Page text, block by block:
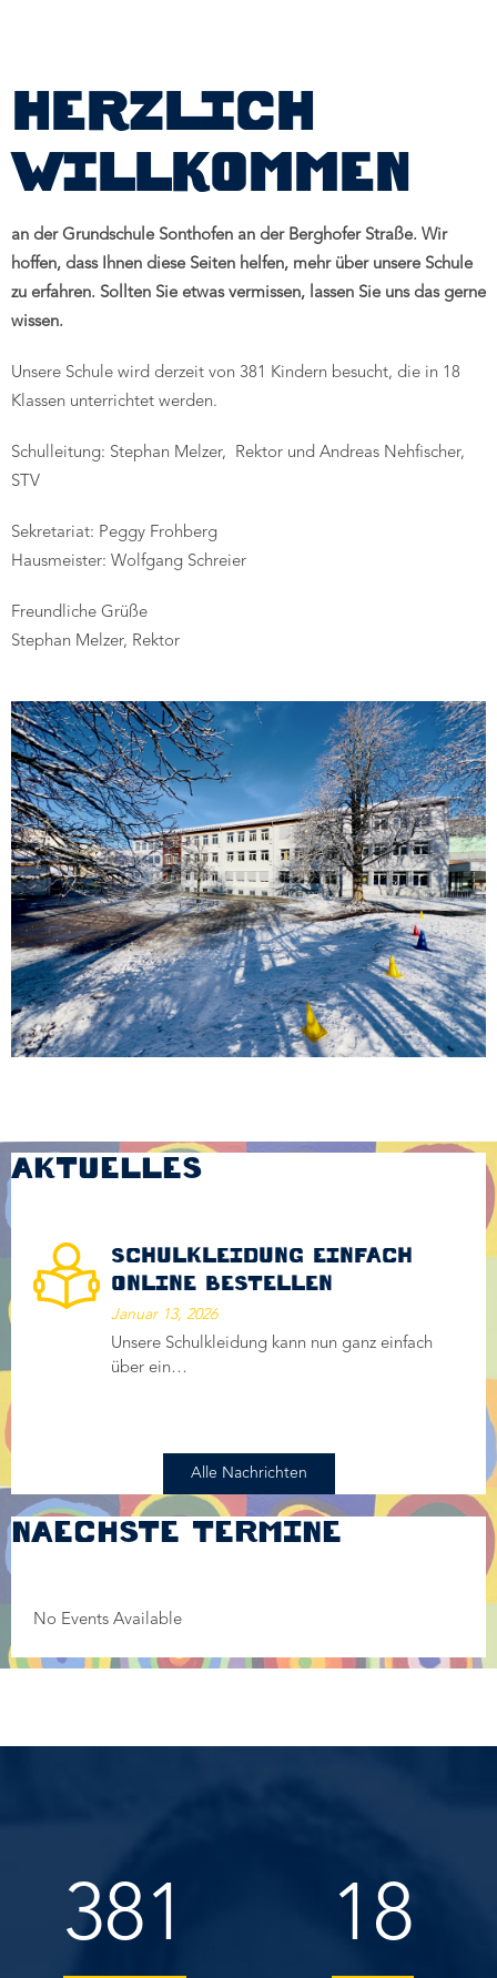
HERZLICH
WILLKOMMEN
an der Grundschule Sonthofen an der Berghofer Straße. Wir
hoffen, dass Ihnen diese Seiten helfen, mehr über unsere Schule
zu erfahren. Sollten Sie etwas vermissen, lassen Sie uns das gerne
wissen.
Unsere Schule wird derzeit von 381 Kindern besucht, die in 18
Klassen unterrichtet werden.
Schulleitung: Stephan Melzer, Rektor und Andreas Nehfischer,
STV
Sekretariat: Peggy Frohberg
Hausmeister: Wolfgang Schreier
Freundliche Grüße
Stephan Melzer, Rektor
AKTUELLES
SCHULKLEIDUNG EINFACH
ONLINE BESTELLEN
Januar 13, 2026
Unsere Schulkleidung kann nun ganz einfach
über ein…
Alle Nachrichten
NAECHSTE TERMINE
No Events Available
381 18